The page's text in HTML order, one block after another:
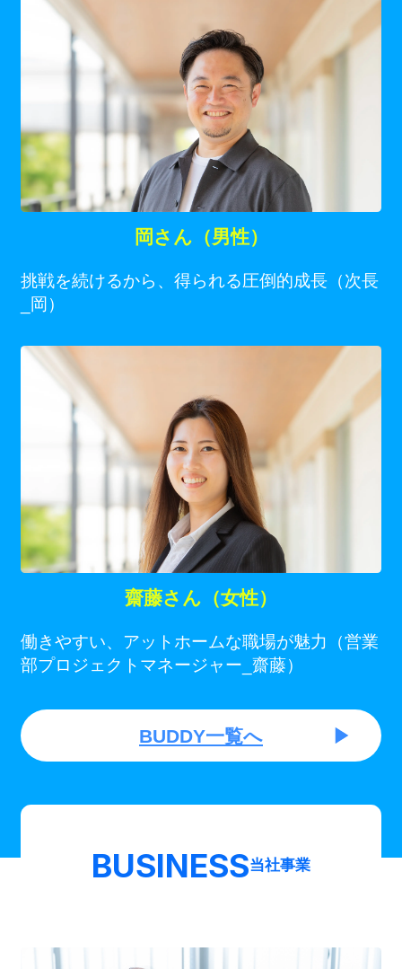
岡さん（男性）
挑戦を続けるから、得られる圧倒的成長（次長
_岡）
齋藤さん（女性）
働きやすい、アットホームな職場が魅力（営業
部プロジェクトマネージャー_齋藤）
BUDDY一覧へ
BUSINESS当社事業